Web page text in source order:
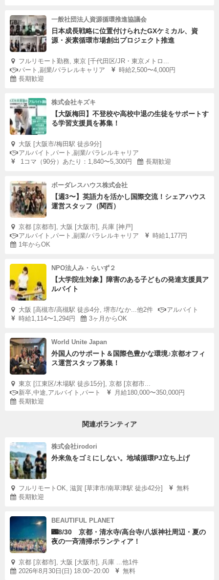
一般社団法人資源循環推進協議会
日本成長戦略に位置付けられたGXケミカル、資
源・炭素循環市場創出プロジェクト推進
フルリモート勤務, 東京 [千代田区/JR・東京メトロ...
パート,副業/パラレルキャリア
時給2,500〜4,000円
長期歓迎
株式会社キズキ
【大阪梅田】不登校や高校中退の生徒をサポートす
る学習支援員を募集！
大阪 [大阪市/梅田駅 徒歩9分]
アルバイト,パート,副業/パラレルキャリア
1コマ（90分）あたり：1,840〜5,300円
長期歓迎
ボーダレスハウス株式会社
【週3〜】英語力を活かし国際交流！シェアハウス
運営スタッフ（関西）
京都 [京都市], 大阪 [大阪市], 兵庫 [神戸]
アルバイト,パート,副業/パラレルキャリア
時給1,177円
1年からOK
NPO法人み・らいず２
【大学院生対象】障害のある子どもの発達支援員ア
ルバイト
大阪 [高槻市/高槻駅 徒歩4分, 堺市/なか...他2件
アルバイト
時給1,114〜1,294円
3ヶ月からOK
World Unite Japan
外国人のサポート＆国際色豊かな環境♪京都オフィ
ス運営スタッフ募集！
東京 [江東区/木場駅 徒歩15分], 京都 [京都市...
新卒,中途,アルバイト,パート
月給180,000〜350,000円
長期歓迎
関連ボランティア
株式会社irodori
外来魚をゴミにしない。地域循環PJ立ち上げ
フルリモートOK, 滋賀 [草津市/南草津駅 徒歩42分]
無料
長期歓迎
BEAUTIFUL PLANET
🌃8/30 京都・清水寺/高台寺/八坂神社周辺・夏の
夜の一斉清掃ボランティア！
京都 [京都市], 大阪 [大阪市], 兵庫 ...他1件
2026年8月30日(日) 18:00~20:00
無料